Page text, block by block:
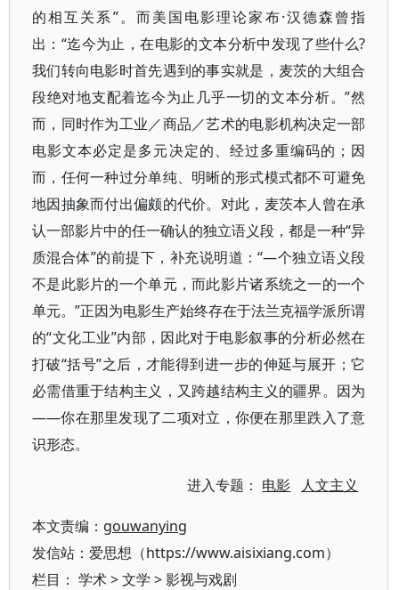
的相互关系”。而美国电影理论家布·汉德森曾指
出：“迄今为止，在电影的文本分析中发现了些什么?
我们转向电影时首先遇到的事实就是，麦茨的大组合
段绝对地支配着迄今为止几乎一切的文本分析。”然
而，同时作为工业／商品／艺术的电影机构决定一部
电影文本必定是多元决定的、经过多重编码的；因
而，任何一种过分单纯、明晰的形式模式都不可避免
地因抽象而付出偏颇的代价。对此，麦茨本人曾在承
认一部影片中的任一确认的独立语义段，都是一种“异
质混合体”的前提下，补充说明道：“—个独立语义段
不是此影片的一个单元，而此影片诸系统之一的一个
单元。”正因为电影生产始终存在于法兰克福学派所谓
的“文化工业”内部，因此对于电影叙事的分析必然在
打破“括号”之后，才能得到进一步的伸延与展开；它
必需借重于结构主义，又跨越结构主义的疆界。因为
——你在那里发现了二项对立，你便在那里跌入了意
识形态。
进入专题： 电影 人文主义
本文责编： gouwanying
发信站：爱思想（https://www.aisixiang.com）
栏目： 学术>文学 >影视与戏剧